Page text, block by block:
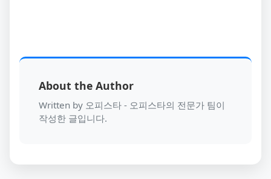
About the Author
Written by 오피스타 - 오피스타의 전문가 팀이
작성한 글입니다.